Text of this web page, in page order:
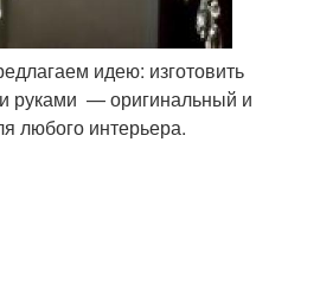
идею: изготовить
руками — оригинальный и
любого интерьера.